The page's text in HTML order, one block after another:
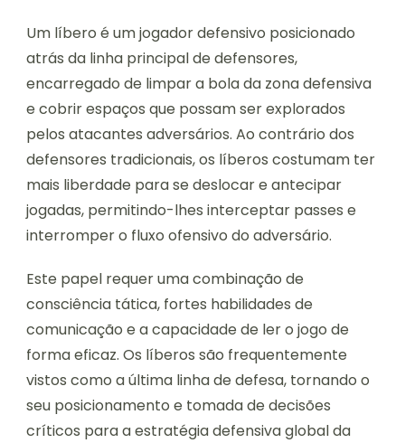
Um líbero é um jogador defensivo posicionado
atrás da linha principal de defensores,
encarregado de limpar a bola da zona defensiva
e cobrir espaços que possam ser explorados
pelos atacantes adversários. Ao contrário dos
defensores tradicionais, os líberos costumam ter
mais liberdade para se deslocar e antecipar
jogadas, permitindo-lhes interceptar passes e
interromper o fluxo ofensivo do adversário.
Este papel requer uma combinação de
consciência tática, fortes habilidades de
comunicação e a capacidade de ler o jogo de
forma eficaz. Os líberos são frequentemente
vistos como a última linha de defesa, tornando o
seu posicionamento e tomada de decisões
críticos para a estratégia defensiva global da